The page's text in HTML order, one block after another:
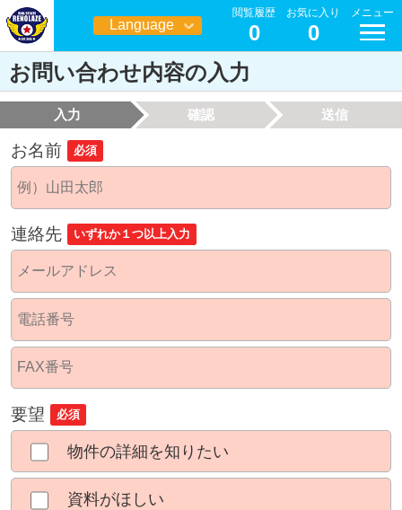
Language
日本語
閲覧履歴
0
お気に入り
0
メニュー
お問い合わせ内容の入力
入力 確認 送信
お名前 必須
連絡先 いずれか１つ以上入力
要望 必須
物件の詳細を知りたい
資料がほしい